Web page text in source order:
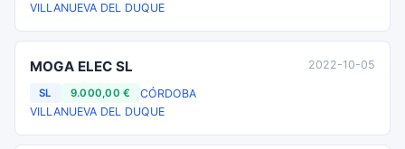
VILLANUEVA DEL DUQUE
MOGA ELEC SL
SL 9.000,00 €
CÓRDOBA
VILLANUEVA DEL DUQUE
2022-10-05